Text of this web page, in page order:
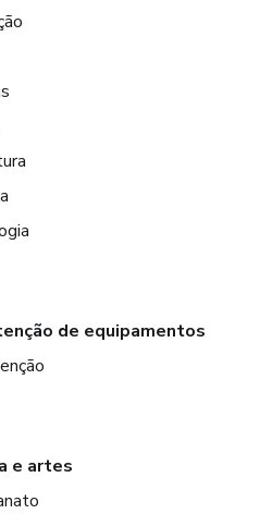
de equipamentos
e artes